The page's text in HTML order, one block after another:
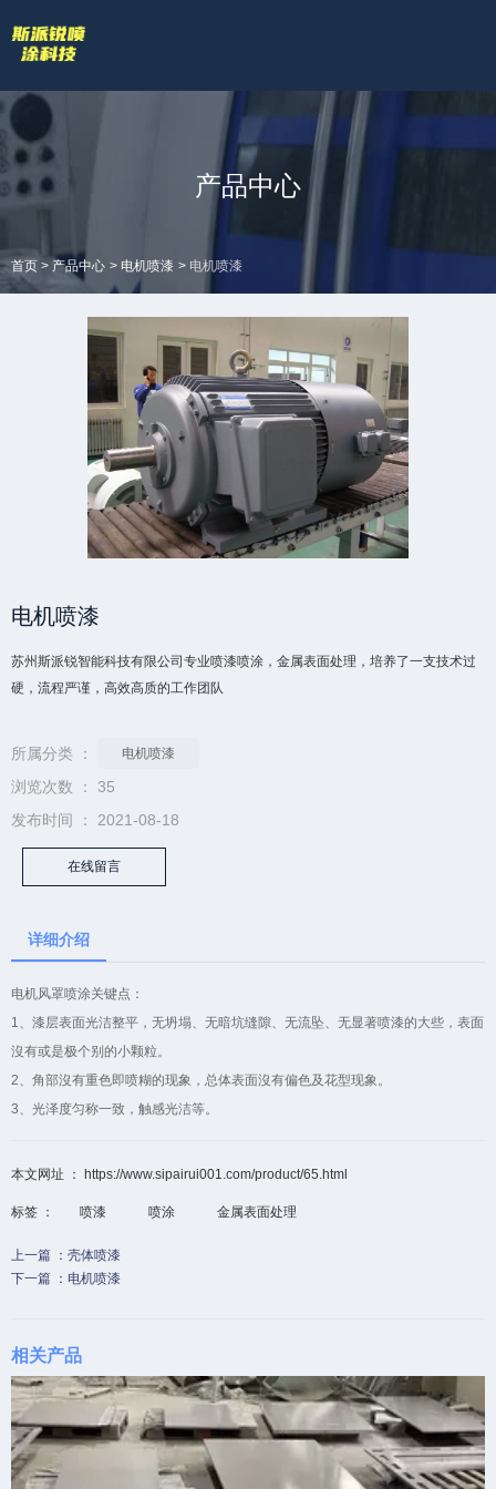
拥有专业的喷涂加工流水线和生产设备
全国服务热线
产品中心
首页 > 产品中心 > 电机喷漆 > 电机喷漆
电机喷漆
苏州斯派锐智能科技有限公司专业喷漆喷涂，金属表面处理，培养了一支技术过
硬，流程严谨，高效高质的工作团队
所属分类 ： 电机喷漆
浏览次数 ： 35
发布时间 ： 2021-08-18
在线留言
详细介绍
电机风罩喷涂关键点：
1、漆层表面光洁整平，无坍塌、无暗坑缝隙、无流坠、无显著喷漆的大些，表面
沒有或是极个别的小颗粒。
2、角部沒有重色即喷糊的现象，总体表面沒有偏色及花型现象。
3、光泽度匀称一致，触感光洁等。
本文网址 ： https://www.sipairui001.com/product/65.html
标签 ： 喷漆 喷涂 金属表面处理
上一篇 ： 壳体喷漆
下一篇 ： 电机喷漆
相关产品